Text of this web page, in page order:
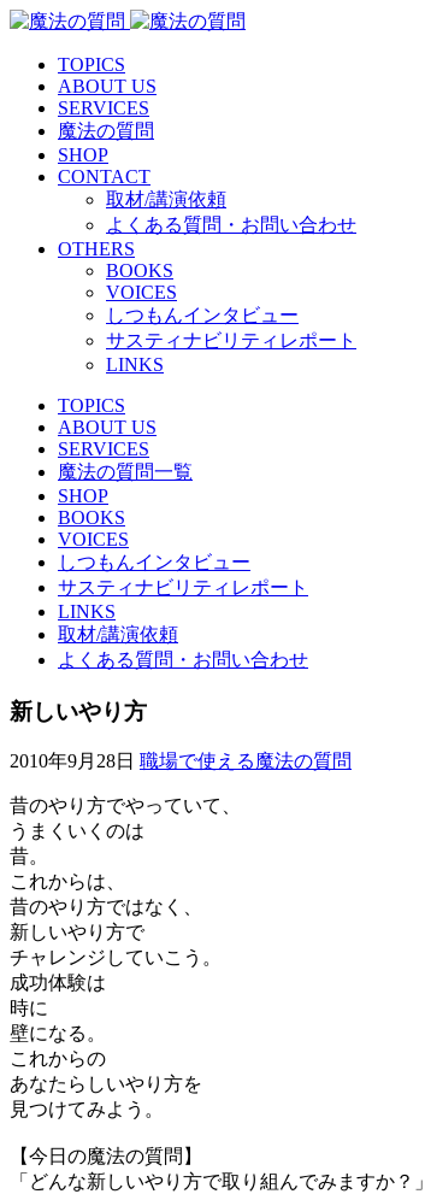
TOPICS
ABOUT US
SERVICES
魔法の質問
SHOP
CONTACT
取材/講演依頼
よくある質問・お問い合わせ
OTHERS
BOOKS
VOICES
しつもんインタビュー
サスティナビリティレポート
LINKS
TOPICS
ABOUT US
SERVICES
魔法の質問一覧
SHOP
BOOKS
VOICES
しつもんインタビュー
サスティナビリティレポート
LINKS
取材/講演依頼
よくある質問・お問い合わせ
新しいやり方
2010年9月28日 職場で使える魔法の質問
昔のやり方でやっていて、
うまくいくのは
昔。
これからは、
昔のやり方ではなく、
新しいやり方で
チャレンジしていこう。
成功体験は
時に
壁になる。
これからの
あなたらしいやり方を
見つけてみよう。
【今日の魔法の質問】
「どんな新しいやり方で取り組んでみますか？」